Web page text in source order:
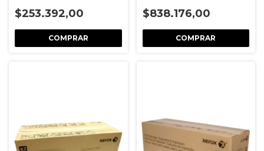
$253.392,00
013R00659 - 51,000
páginas
$838.176,00